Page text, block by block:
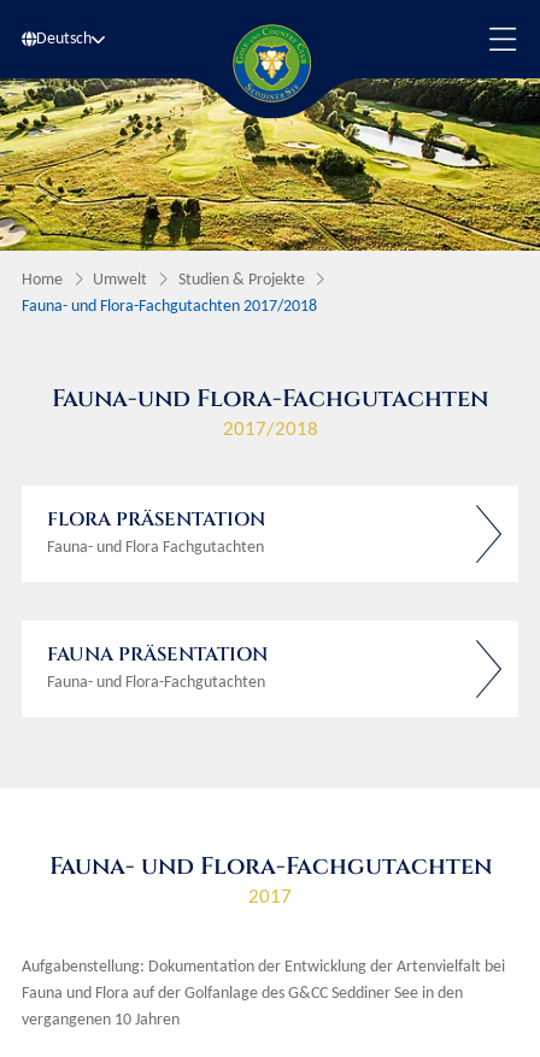
Deutsch
Home Umwelt
Studien & Projekte
Fauna- und Flora-Fachgutachten 2017/2018
Fauna-und Flora-Fachgutachten
2017/2018
FLORA PRÄSENTATION
Fauna- und Flora Fachgutachten
FAUNA PRÄSENTATION
Fauna- und Flora-Fachgutachten
Fauna- und Flora-Fachgutachten
2017
Aufgabenstellung: Dokumentation der Entwicklung der Artenvielfalt bei
Fauna und Flora auf der Golfanlage des G&CC Seddiner See in den
vergangenen 10 Jahren